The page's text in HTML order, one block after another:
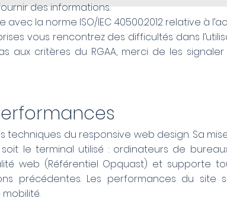
des informations.
la norme ISO/IEC 40500:2012 relative à
vous rencontrez des difficultés dans
critères du RGAA, merci de les signaler
techniques du responsive web design. Sa
le terminal utilisé : ordinateurs de
web (Référentiel Opquast) et supporte
précédentes. Les performances du